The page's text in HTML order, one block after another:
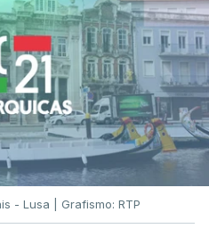
- Lusa | Grafismo: RTP